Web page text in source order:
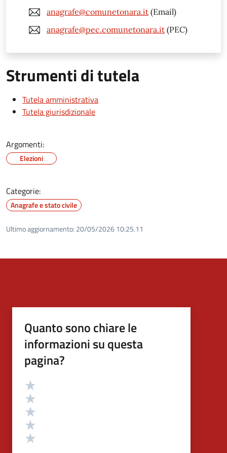
anagrafe@comunetonara.it (Email)
anagrafe@pec.comunetonara.it (PEC)
Strumenti di tutela
Tutela amministrativa
Tutela giurisdizionale
Argomenti:
Elezioni
Categorie:
Anagrafe e stato civile
Ultimo aggiornamento: 20/05/2026 10:25.11
Quanto sono chiare le
informazioni su questa
pagina?
Valutazione